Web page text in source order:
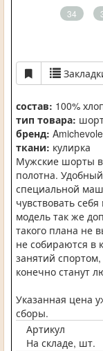
34
состав: 100%
тип товара:
бренд:
ткани: кулирка
Мужские шорты
полотна.
специальной
чувствовать
модель так же
такого плана не
не собираются в
занятий
конечно станут
Указанная цена
сборы.
Артикул
На складе, шт.